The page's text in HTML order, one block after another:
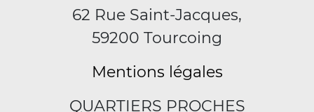
62 Rue Saint-Jacques,
59200 Tourcoing
Mentions légales
QUARTIERS PROCHES